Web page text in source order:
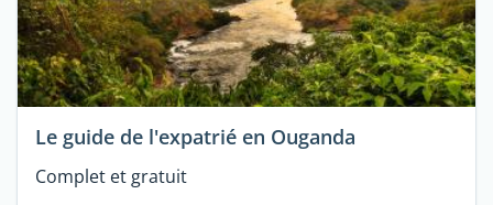
Le guide de l'expatrié en Ouganda
Complet et gratuit